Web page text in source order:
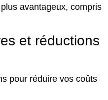
avantageux, compris
et réductions
pour réduire vos coûts